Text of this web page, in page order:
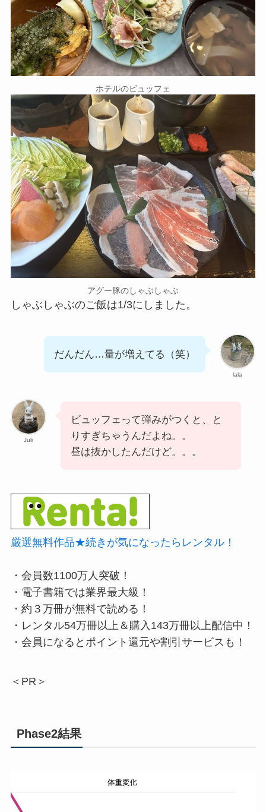
ホテルのビュッフェ
アグー豚のしゃぶしゃぶ
しゃぶしゃぶのご飯は1/3にしました。
lala
だんだん…量が増えてる（笑）
Juli
ビュッフェって弾みがつくと、と
りすぎちゃうんだよね。。
昼は抜かしたんだけど。。。
厳選無料作品★続きが気になったらレンタル！
・会員数1100万人突破！
・電子書籍では業界最大級！
・約３万冊が無料で読める！
・レンタル54万冊以上＆購入143万冊以上配信中！
・会員になるとポイント還元や割引サービスも！
＜PR＞
Phase2結果